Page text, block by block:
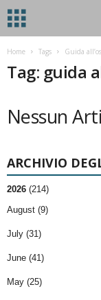
Home Tags Guida
Tag: guida
Nessun
ARCHIVIO
2026 (214)
August (9)
July (31)
June (41)
May (25)